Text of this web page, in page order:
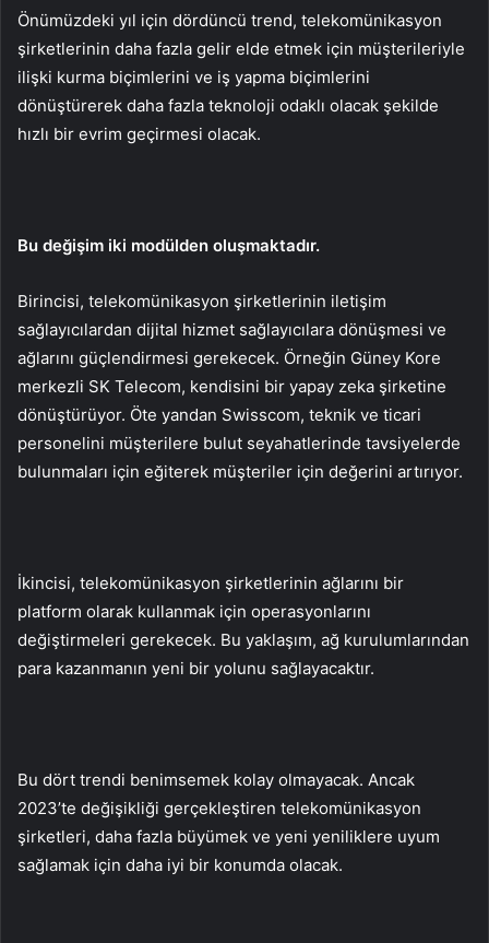
Önümüzdeki yıl için dördüncü trend, telekomünikasyon
şirketlerinin daha fazla gelir elde etmek için müşterileriyle
ilişki kurma biçimlerini ve iş yapma biçimlerini
dönüştürerek daha fazla teknoloji odaklı olacak şekilde
hızlı bir evrim geçirmesi olacak.
Bu değişim iki modülden oluşmaktadır.
Birincisi, telekomünikasyon şirketlerinin iletişim
sağlayıcılardan dijital hizmet sağlayıcılara dönüşmesi ve
ağlarını güçlendirmesi gerekecek. Örneğin Güney Kore
merkezli SK Telecom, kendisini bir yapay zeka şirketine
dönüştürüyor. Öte yandan Swisscom, teknik ve ticari
personelini müşterilere bulut seyahatlerinde tavsiyelerde
bulunmaları için eğiterek müşteriler için değerini artırıyor.
İkincisi, telekomünikasyon şirketlerinin ağlarını bir
platform olarak kullanmak için operasyonlarını
değiştirmeleri gerekecek. Bu yaklaşım, ağ kurulumlarından
para kazanmanın yeni bir yolunu sağlayacaktır.
Bu dört trendi benimsemek kolay olmayacak. Ancak
2023’te değişikliği gerçekleştiren telekomünikasyon
şirketleri, daha fazla büyümek ve yeni yeniliklere uyum
sağlamak için daha iyi bir konumda olacak.